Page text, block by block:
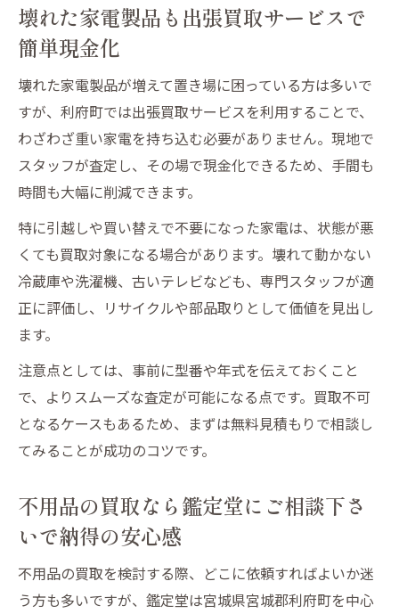
不用品の現金化を利府町でスムーズに実現
利府町で不用品を現金化するステップ早見
壊れた家電製品の査定で高額買取を目指す
には
即日現金支払いが選ばれる理由と利用法
出張買取と無料見積もりの組み合わせが便
利
鑑定堂へのご相談で安心して現金化を実現
出張買取なら手間なく家電を即日現金化
出張買取の流れと即日現金化までのポイン
家電製品の搬出もプロに任せて安心
不用品の買取なら鑑定堂にご相談下さいの
利用体験談
無料見積もりで追加料金の心配を解消
無料見積もりで不用品買取の安心スタート
無料見積もりの流れと必要情報まとめ
出張買取で見積もりから現金化までの時間
短縮術
壊れた家電製品も出張買取サービスで
簡単現金化
壊れた家電製品が増えて置き場に困っている方は多いで
すが、利府町では出張買取サービスを利用することで、
わざわざ重い家電を持ち込む必要がありません。現地で
スタッフが査定し、その場で現金化できるため、手間も
時間も大幅に削減できます。
特に引越しや買い替えで不要になった家電は、状態が悪
くても買取対象になる場合があります。壊れて動かない
冷蔵庫や洗濯機、古いテレビなども、専門スタッフが適
正に評価し、リサイクルや部品取りとして価値を見出し
ます。
注意点としては、事前に型番や年式を伝えておくこと
で、よりスムーズな査定が可能になる点です。買取不可
となるケースもあるため、まずは無料見積もりで相談し
てみることが成功のコツです。
不用品の買取なら鑑定堂にご相談下さ
いで納得の安心感
不用品の買取を検討する際、どこに依頼すればよいか迷
う方も多いですが、鑑定堂は宮城県宮城郡利府町を中心